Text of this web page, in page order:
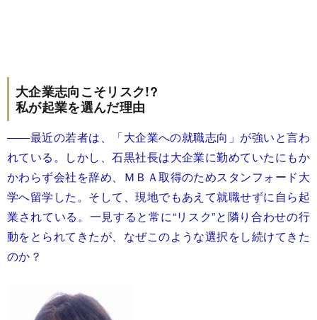
大企業志向こそリスク!?
私が起業を選んだ理由
――最近の若者は、「大企業への就職志向」が強いと言わ
れている。しかし、石黒社長は大企業に勤めていたにもか
かわらず会社を辞め、ＭＢＡ取得のためスタンフォード大
学へ留学した。そして、現地でもあえて就職せずに自ら起
業されている。一見すると常に“リスク”と隣り合わせの行
動をとられてきたが、なぜこのような選択をし続けてきた
のか？